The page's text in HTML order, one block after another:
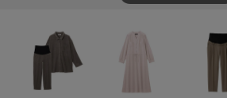
快適機能ウェア特集 トップス
快適機能ウェア特集 ボトムス